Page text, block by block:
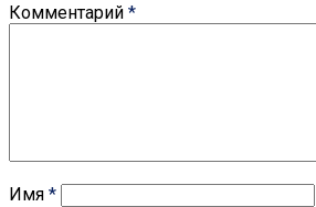
Комментарий *
Имя *